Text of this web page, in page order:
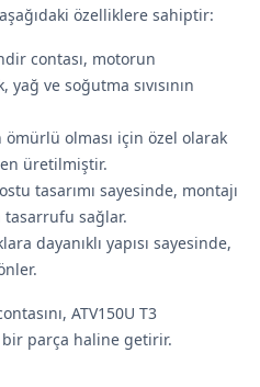
özelliklere sahiptir:
contası, motorun
yağ ve soğutma sıvısının
ömürlü olması için özel olarak
üretilmiştir.
tasarımı sayesinde, montajı
sağlar.
dayanıklı yapısı sayesinde,
ATV150U T3
parça haline getirir.